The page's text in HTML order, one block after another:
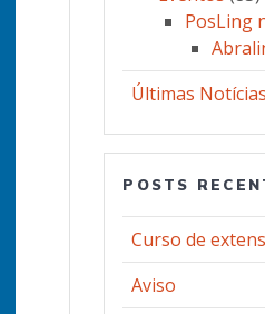
PosLing
Últimas Notícias
POSTS
Curso de
Aviso